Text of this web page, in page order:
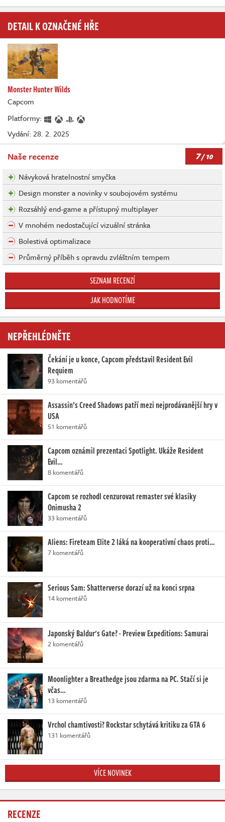
DETAIL K OZNAČENÉ HŘE
Monster Hunter Wilds
Capcom
Platformy:
Vydání: 28. 2. 2025
Naše recenze 7/ 10
Návyková hratelnostní smyčka
Design monster a novinky v soubojovém systému
Rozsáhlý end-game a přístupný multiplayer
V mnohém nedostačující vizuální stránka
Bolestivá optimalizace
Průměrný příběh s opravdu zvláštním tempem
SEZNAM RECENZÍ
JAK HODNOTÍME
NEPŘEHLÉDNĚTE
Čekání je u konce, Capcom představil Resident Evil
Requiem
93 komentářů
Assassin’s Creed Shadows patří mezi nejprodávanější hry v
USA
51 komentářů
Capcom oznámil prezentaci Spotlight. Ukáže Resident
Evil…
8 komentářů
Capcom se rozhodl cenzurovat remaster své klasiky
Onimusha 2
33 komentářů
Aliens: Fireteam Elite 2 láká na kooperativní chaos proti…
7 komentářů
Serious Sam: Shatterverse dorazí už na konci srpna
14 komentářů
Japonský Baldur's Gate? - Preview Expeditions: Samurai
2 komentářů
Moonlighter a Breathedge jsou zdarma na PC. Stačí si je
včas…
13 komentářů
Vrchol chamtivosti? Rockstar schytává kritiku za GTA 6
131 komentářů
VÍCE NOVINEK
RECENZE